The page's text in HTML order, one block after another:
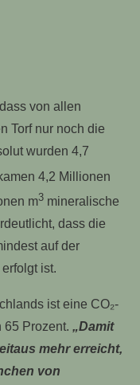
von allen
Torf nur noch die
wurden 4,7
4,2 Millionen
m3 mineralische
dass die
auf der
ist.
ist eine CO₂-
65 Prozent. „Damit
mehr erreicht,
von